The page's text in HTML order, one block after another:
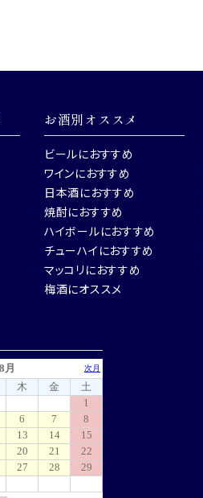
お酒別オススメ
ビールにおすすめ
ワインにおすすめ
日本酒におすすめ
焼酎におすすめ
ハイボールにおすすめ
チューハイにおすすめ
マッコリにおすすめ
梅酒にオススメ